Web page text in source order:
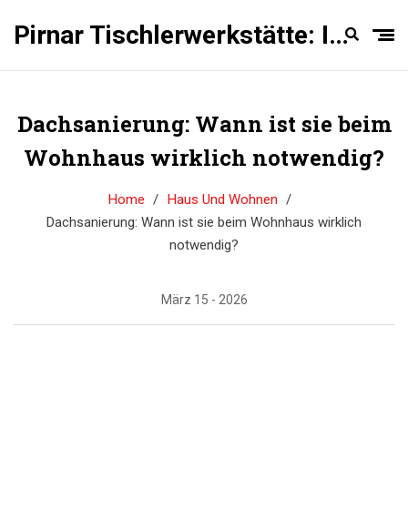
Pirnar Tischlerwerkstätte: Innentüren Experten
Dachsanierung: Wann ist sie beim
Wohnhaus wirklich notwendig?
Home
Haus Und Wohnen
Dachsanierung: Wann ist sie beim Wohnhaus wirklich
notwendig?
März 15 - 2026